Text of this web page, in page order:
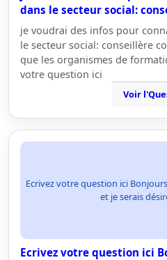
dans le secteur social:
je voudrai des infos pour
le secteur social: conseillère
que les organismes de
votre question ici
Voir
Ecrivez votre question ici
et je serais
Ecrivez votre question ici